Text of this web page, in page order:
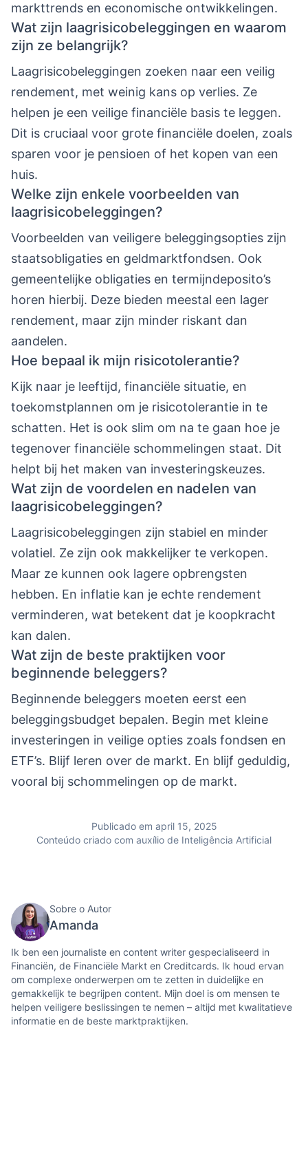
markttrends en economische ontwikkelingen.
Wat zijn laagrisicobeleggingen en waarom
zijn ze belangrijk?
Laagrisicobeleggingen zoeken naar een veilig
rendement, met weinig kans op verlies. Ze
helpen je een veilige financiële basis te leggen.
Dit is cruciaal voor grote financiële doelen, zoals
sparen voor je pensioen of het kopen van een
huis.
Welke zijn enkele voorbeelden van
laagrisicobeleggingen?
Voorbeelden van veiligere beleggingsopties zijn
staatsobligaties en geldmarktfondsen. Ook
gemeentelijke obligaties en termijndeposito’s
horen hierbij. Deze bieden meestal een lager
rendement, maar zijn minder riskant dan
aandelen.
Hoe bepaal ik mijn risicotolerantie?
Kijk naar je leeftijd, financiële situatie, en
toekomstplannen om je risicotolerantie in te
schatten. Het is ook slim om na te gaan hoe je
tegenover financiële schommelingen staat. Dit
helpt bij het maken van investeringskeuzes.
Wat zijn de voordelen en nadelen van
laagrisicobeleggingen?
Laagrisicobeleggingen zijn stabiel en minder
volatiel. Ze zijn ook makkelijker te verkopen.
Maar ze kunnen ook lagere opbrengsten
hebben. En inflatie kan je echte rendement
verminderen, wat betekent dat je koopkracht
kan dalen.
Wat zijn de beste praktijken voor
beginnende beleggers?
Beginnende beleggers moeten eerst een
beleggingsbudget bepalen. Begin met kleine
investeringen in veilige opties zoals fondsen en
ETF’s. Blijf leren over de markt. En blijf geduldig,
vooral bij schommelingen op de markt.
Publicado em april 15, 2025
Conteúdo criado com auxílio de Inteligência Artificial
Sobre o Autor
Amanda
Ik ben een journaliste en content writer gespecialiseerd in
Financiën, de Financiële Markt en Creditcards. Ik houd ervan
om complexe onderwerpen om te zetten in duidelijke en
gemakkelijk te begrijpen content. Mijn doel is om mensen te
helpen veiligere beslissingen te nemen – altijd met kwalitatieve
informatie en de beste marktpraktijken.